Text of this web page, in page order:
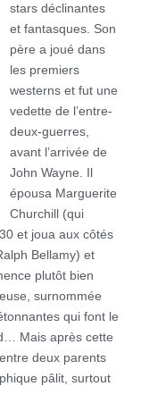
stars déclinantes
et fantasques. Son
père a joué dans
les premiers
westerns et fut une
vedette de l’entre-
deux-guerres,
avant l’arrivée de
John Wayne. Il
épousa Marguerite
Churchill (qui
et joua aux côtés
Bellamy) et
plutôt bien
surnommée
qui font le
Mais après cette
deux parents
pâlit, surtout